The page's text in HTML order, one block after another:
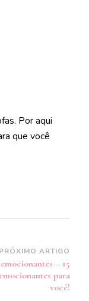
Por aqui
que você
PRÓXIMO ARTIGO
– 15
para
você!